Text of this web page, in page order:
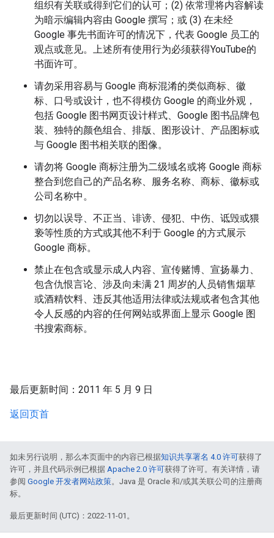
组织有关联或得到它们的认可；(2) 依常理将内容解读
为暗示编辑内容由 Google 撰写；或 (3) 在未经
Google 事先书面许可的情况下，代表 Google 员工的
观点或意见。上述所有使用行为必须获得YouTube的
书面许可。
请勿采用容易与 Google 商标混淆的类似商标、徽
标、口号或设计，也不得模仿 Google 的商业外观，
包括 Google 图书网页设计样式、Google 图书品牌包
装、独特的颜色组合、排版、图形设计、产品图标或
与 Google 图书相关联的图像。
请勿将 Google 商标注册为二级域名或将 Google 商标
整合到您自己的产品名称、服务名称、商标、徽标或
公司名称中。
切勿以误导、不正当、诽谤、侵犯、中伤、诋毁或猥
亵等性质的方式或其他不利于 Google 的方式展示
Google 商标。
禁止在包含或显示成人内容、宣传赌博、宣扬暴力、
包含仇恨言论、涉及向未满 21 周岁的人员销售烟草
或酒精饮料、违反其他适用法律或法规或者包含其他
令人反感的内容的任何网站或界面上显示 Google 图
书搜索商标。
最后更新时间：2011 年 5 月 9 日
返回页首
如未另行说明，那么本页面中的内容已根据知识共享署名 4.0 许可获得了
许可，并且代码示例已根据 Apache 2.0 许可获得了许可。有关详情，请
参阅 Google 开发者网站政策。Java 是 Oracle 和/或其关联公司的注册商
标。
最后更新时间 (UTC)：2022-11-01。